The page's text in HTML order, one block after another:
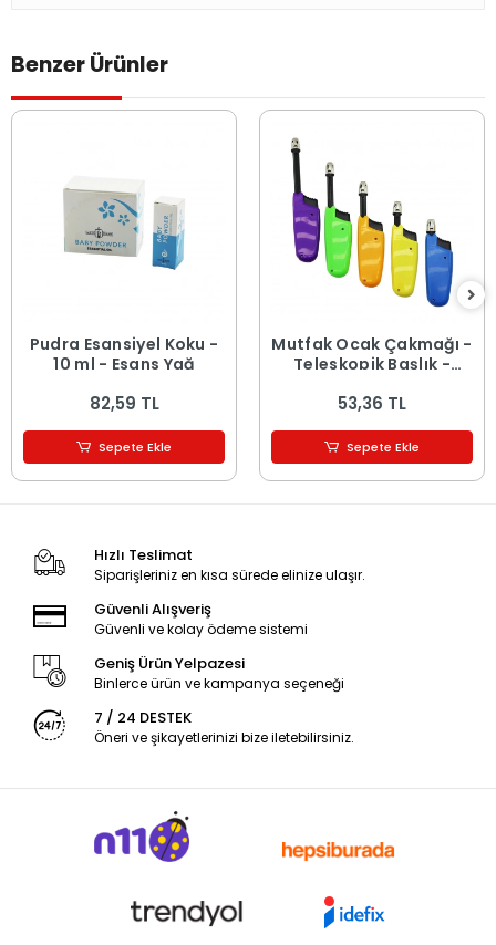
Benzer Ürünler
Pudra Esansiyel Koku -
10 ml - Esans Yağ
82,59 TL
Sepete Ekle
Mutfak Ocak Çakmağı -
Teleskopik Başlık -
53,36 TL
Sepete Ekle
Hızlı Teslimat
Siparişleriniz en kısa sürede elinize ulaşır.
Güvenli Alışveriş
Güvenli ve kolay ödeme sistemi
Geniş Ürün Yelpazesi
Binlerce ürün ve kampanya seçeneği
7 / 24 DESTEK
Öneri ve şikayetlerinizi bize iletebilirsiniz.